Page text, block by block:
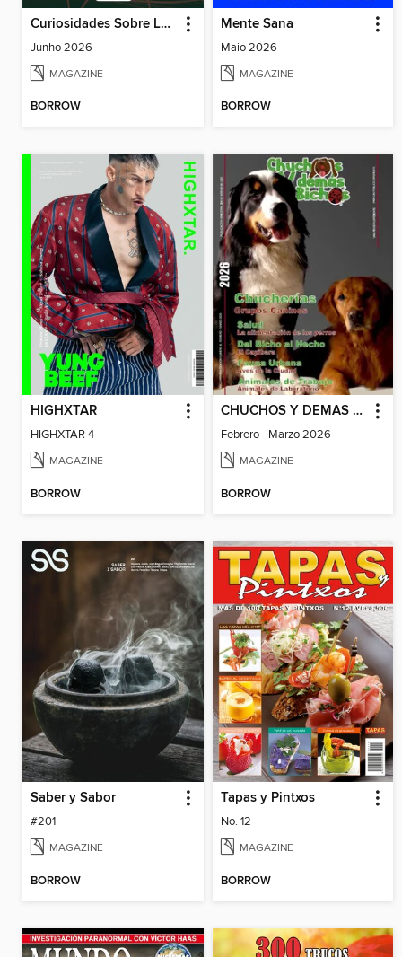
Curiosidades Sobre Los Signos
Junho 2026
MAGAZINE
BORROW
Mente Sana
Maio 2026
MAGAZINE
BORROW
HIGHXTAR
HIGHXTAR 4
MAGAZINE
BORROW
CHUCHOS Y DEMAS BICHOS
Febrero - Marzo 2026
MAGAZINE
BORROW
Saber y Sabor
#201
MAGAZINE
BORROW
Tapas y Pintxos
No. 12
MAGAZINE
BORROW